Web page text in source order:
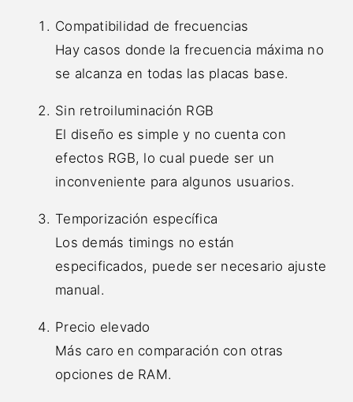
Compatibilidad de frecuencias
Hay casos donde la frecuencia máxima no
se alcanza en todas las placas base.
Sin retroiluminación RGB
El diseño es simple y no cuenta con
efectos RGB, lo cual puede ser un
inconveniente para algunos usuarios.
Temporización específica
Los demás timings no están
especificados, puede ser necesario ajuste
manual.
Precio elevado
Más caro en comparación con otras
opciones de RAM.